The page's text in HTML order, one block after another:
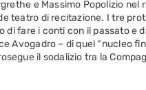
e Massimo Popolizio
teatro di recitazione. I tre
di fare i conti con il passato e
Avogadro – di quel “nucleo
il sodalizio tra la